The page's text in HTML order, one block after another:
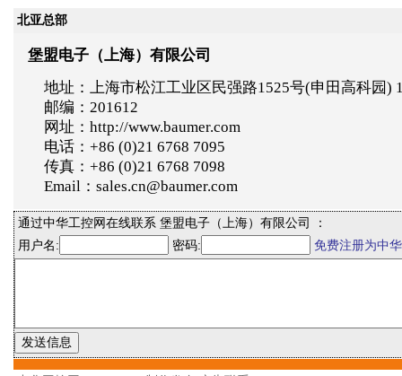
北亚总部
堡盟电子（上海）有限公司
地址：上海市松江工业区民强路1525号(申田高科园)
邮编：201612
网址：http://www.baumer.com
电话：+86 (0)21 6768 7095
传真：+86 (0)21 6768 7098
Email：sales.cn@baumer.com
通过中华工控网在线联系 堡盟电子（上海）有限公司 ：
用户名:
密码: 免费注册为中